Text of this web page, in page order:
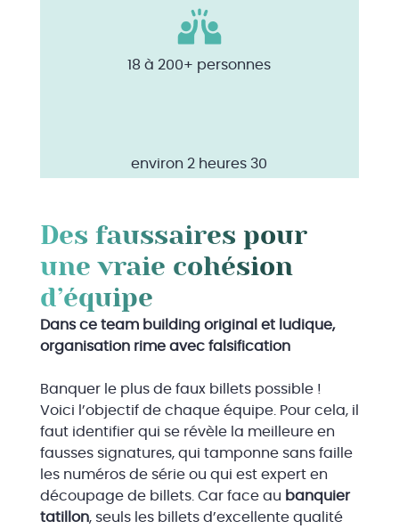
18 à 200+ personnes
environ 2 heures 30
Des faussaires pour
une vraie cohésion
d’équipe
Dans ce team building original et ludique,
organisation rime avec falsification
Banquer le plus de faux billets possible !
Voici l’objectif de chaque équipe. Pour cela, il
faut identifier qui se révèle la meilleure en
fausses signatures, qui tamponne sans faille
les numéros de série ou qui est expert en
découpage de billets. Car face au banquier
tatillon, seuls les billets d’excellente qualité